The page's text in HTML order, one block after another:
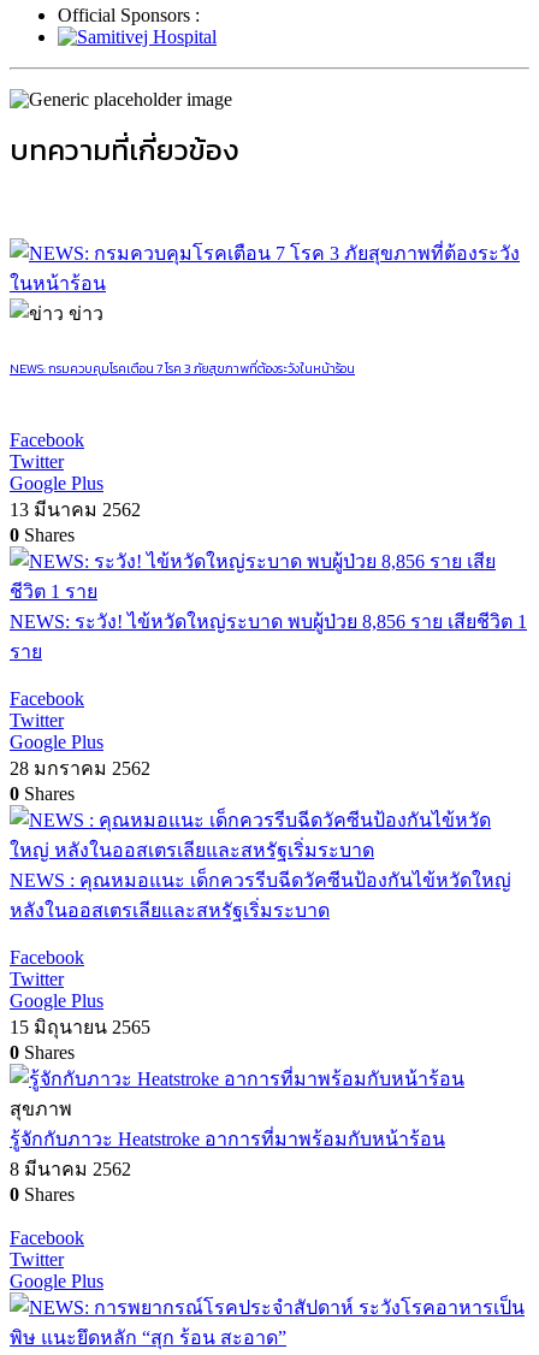
Official Sponsors :
บทความที่เกี่ยวข้อง
ข่าว
NEWS: กรมควบคุมโรคเตือน 7 โรค 3 ภัยสุขภาพที่ต้องระวังในหน้าร้อน
Facebook
Twitter
Google Plus
13 มีนาคม 2562
0 Shares
NEWS: ระวัง! ไข้หวัดใหญ่ระบาด พบผู้ป่วย 8,856 ราย เสียชีวิต 1
ราย
Facebook
Twitter
Google Plus
28 มกราคม 2562
0 Shares
NEWS : คุณหมอแนะ เด็กควรรีบฉีดวัคซีนป้องกันไข้หวัดใหญ่
หลังในออสเตรเลียและสหรัฐเริ่มระบาด
Facebook
Twitter
Google Plus
15 มิถุนายน 2565
0 Shares
สุขภาพ
รู้จักกับภาวะ Heatstroke อาการที่มาพร้อมกับหน้าร้อน
8 มีนาคม 2562
0 Shares
Facebook
Twitter
Google Plus